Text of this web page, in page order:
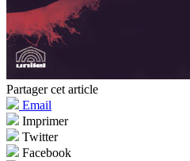
Partager cet article
Email
Imprimer
Twitter
Facebook